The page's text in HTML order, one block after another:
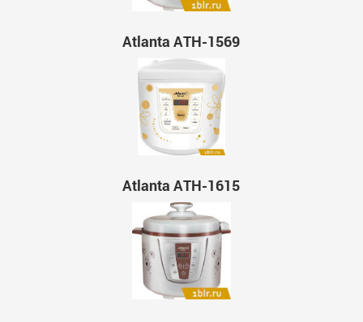
Atlanta ATH-1569
Atlanta ATH-1615